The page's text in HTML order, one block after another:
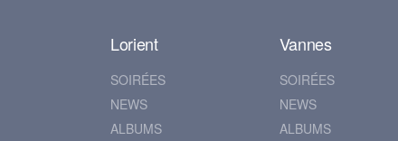
Lorient
SOIRÉES
NEWS
ALBUMS
Vannes
SOIRÉES
NEWS
ALBUMS